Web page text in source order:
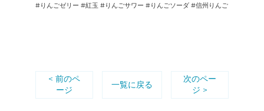
#りんごゼリー #紅玉 #りんごサワー #りんごソーダ #信州りんご
< 前のペ
ージ
一覧に戻る
次のペー
ジ >